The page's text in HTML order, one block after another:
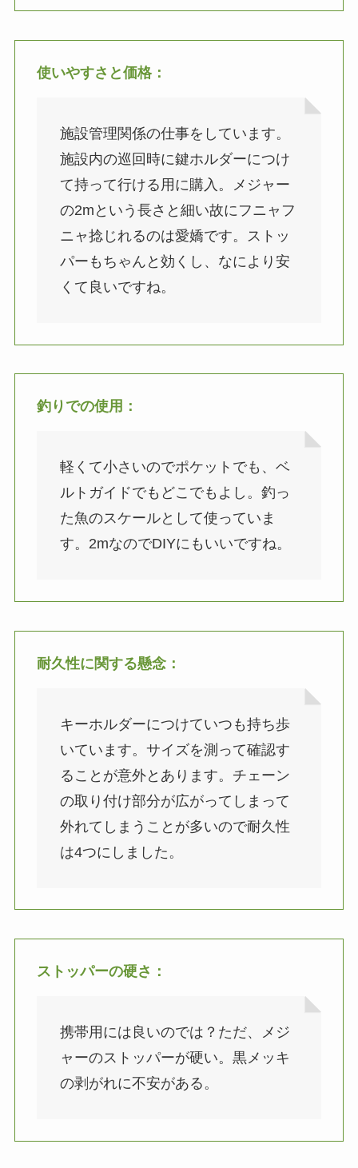
使いやすさと価格：
施設管理関係の仕事をしています。
施設内の巡回時に鍵ホルダーにつけ
て持って行ける用に購入。メジャー
の2mという長さと細い故にフニャフ
ニャ捻じれるのは愛嬌です。ストッ
パーもちゃんと効くし、なにより安
くて良いですね。
釣りでの使用 ：
軽くて小さいのでポケットでも、ベ
ルトガイドでもどこでもよし。釣っ
た魚のスケールとして使っていま
す。2mなのでDIYにもいいですね。
耐久性に関する懸念：
キーホルダーにつけていつも持ち歩
いています。サイズを測って確認す
ることが意外とあります。チェーン
の取り付け部分が広がってしまって
外れてしまうことが多いので耐久性
は4つにしました。
ストッパーの硬さ ：
携帯用には良いのでは？ただ、メジ
ャーのストッパーが硬い。黒メッキ
の剥がれに不安がある。